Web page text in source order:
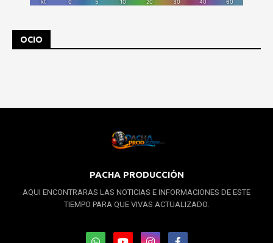
OCIO
PACHA PRODUCCIÓN
AQUI ENCONTRARAS LAS NOTICIAS E INFORMACIONES DE ESTE
TIEMPO PARA QUE VIVAS ACTUALIZADO.